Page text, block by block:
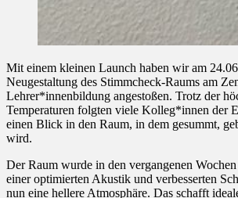
Mit einem kleinen Launch haben wir am
Neugestaltung des Stimmcheck-Raums am
Lehrer*innenbildung angestoßen. Trotz der
Temperaturen folgten viele Kolleg*innen der
einen Blick in den Raum, in dem gesummt,
wird.
Der Raum wurde in den vergangenen
einer optimierten Akustik und verbesserten
nun eine hellere Atmosphäre. Das schafft